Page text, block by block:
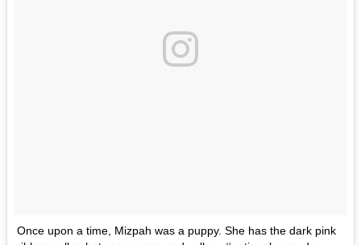
Once upon a time, Mizpah was a puppy. She has the dark pink